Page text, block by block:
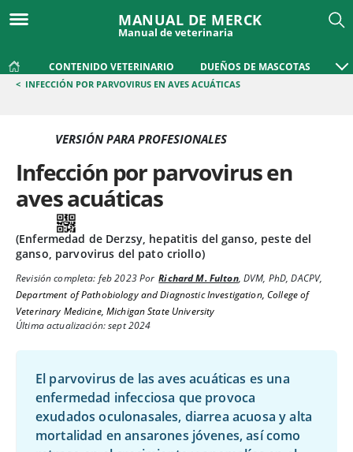
MANUAL DE MERCK
Manual de veterinaria
CONTENIDO VETERINARIO DUEÑOS DE MASCOTAS
< INFECCIÓN POR PARVOVIRUS EN AVES ACUÁTICAS
VERSIÓN PARA PROFESIONALES
Infección por parvovirus en
aves acuáticas
(Enfermedad de Derzsy, hepatitis del ganso, peste del
ganso, parvovirus del pato criollo)
Revisión completa: feb 2023Por Richard M. Fulton,DVM, PhD, DACPV,
Department of Pathobiology and Diagnostic Investigation, College of
Veterinary Medicine, Michigan State University
Última actualización: sept 2024
El parvovirus de las aves acuáticas es una
enfermedad infecciosa que provoca
exudados oculonasales, diarrea acuosa y alta
mortalidad en ansarones jóvenes, así como